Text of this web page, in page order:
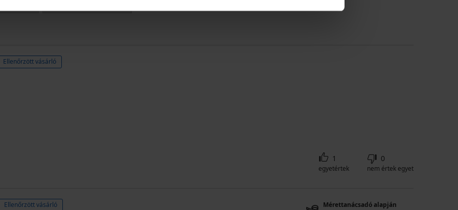
Ellenőrzött vásárló
1
egyetértek
0
nem értek egyet
Ellenőrzött vásárló
Mérettanácsadó alapján